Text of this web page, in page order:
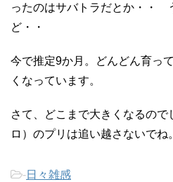
ったのはサバトラだとか・・
ど・・
今で推定9か月。どんどん育っ
くなっています。
さて、どこまで大きくなるので
ロ）のプリは追い越さないでね。
-日々雑感